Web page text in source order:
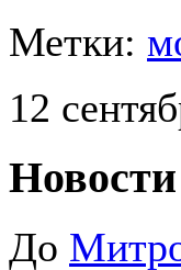
Метки:
12
До